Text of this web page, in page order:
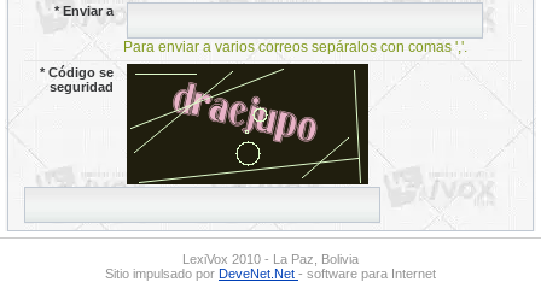
*Enviar a
Para enviar a varios correos sepáralos con comas ','.
*Código se
seguridad
LexiVox 2010 - La Paz, Bolivia
Sitio impulsado por DeveNet.Net - software para Internet